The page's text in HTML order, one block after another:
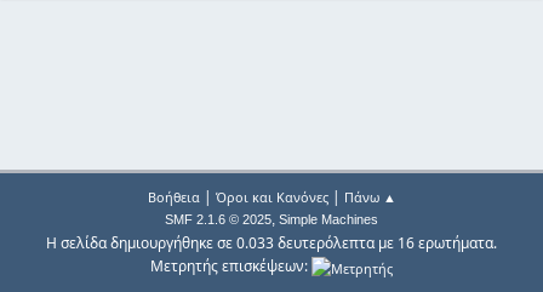
Βοήθεια| Όροι και Κανόνες| Πάνω ▲
SMF 2.1.6 © 2025, Simple Machines
Η σελίδα δημιουργήθηκε σε 0.033 δευτερόλεπτα με 16 ερωτήματα.
Μετρητής επισκέψεων: